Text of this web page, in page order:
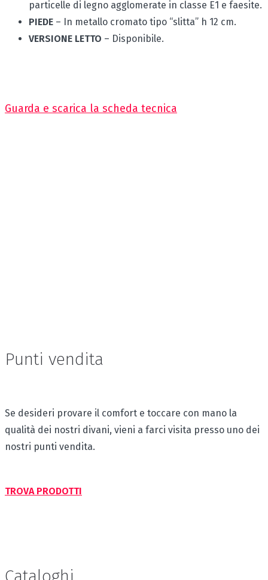
particelle di legno agglomerate in classe E1 e faesite.
PIEDE – In metallo cromato tipo “slitta” h 12 cm.
VERSIONE LETTO – Disponibile.
Guarda e scarica la scheda tecnica
Punti vendita
Se desideri provare il comfort e toccare con mano la
qualità dei nostri divani, vieni a farci visita presso uno dei
nostri punti vendita.
TROVA PRODOTTI